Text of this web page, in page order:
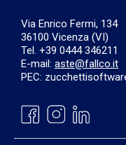
Via Enrico Fermi, 134
36100 Vicenza (VI)
Tel. +39 0444 346211
E-mail: aste@fallco.it
PEC: